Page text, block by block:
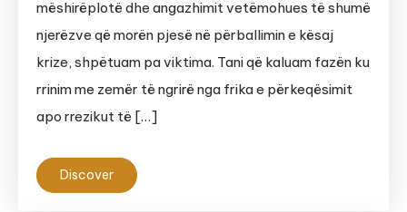
mëshirëplotë dhe angazhimit vetëmohues të shumë
njerëzve që morën pjesë në përballimin e kësaj
krize, shpëtuam pa viktima. Tani që kaluam fazën ku
rrinim me zemër të ngrirë nga frika e përkeqësimit
apo rrezikut të […]
Discover